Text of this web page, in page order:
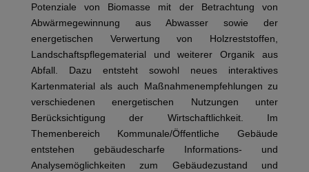
Potenziale von Biomasse mit der Betrachtung von
Abwärmegewinnung aus Abwasser sowie der
energetischen Verwertung von Holzreststoffen,
Landschaftspflegematerial und weiterer Organik aus
Abfall. Dazu entsteht sowohl neues interaktives
Kartenmaterial als auch Maßnahmenempfehlungen zu
verschiedenen energetischen Nutzungen unter
Berücksichtigung der Wirtschaftlichkeit. Im
Themenbereich Kommunale/Öffentliche Gebäude
entstehen gebäudescharfe Informations- und
Analysemöglichkeiten zum Gebäudezustand und